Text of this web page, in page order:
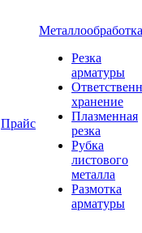
Прайс
Металлообработка
Резка
арматуры
хранение
Плазменная
резка
Рубка
листового
металла
Размотка
арматуры